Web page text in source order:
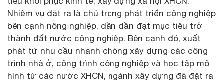
Nhiệm vụ đặt ra là chú trọng phát triển công nghiệp
bên cạnh nông nghiệp, dần dần đạt mục tiêu trở
thành đất nước công nghiệp. Bên cạnh đó, xuất
phát từ nhu cầu nhanh chóng xây dựng các công
trình nhà ở, công trình công nghiệp và học tập mô
hình từ các nước XHCN, ngành xây dựng đã đặt ra